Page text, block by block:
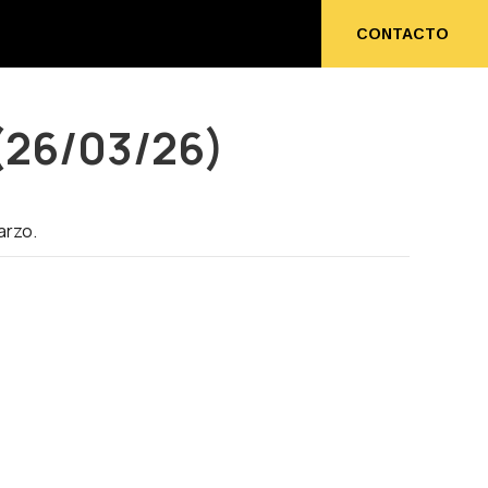
CONTACTO
03/26)
CONTACTO